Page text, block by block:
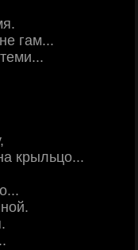
гам...
крыльцо...